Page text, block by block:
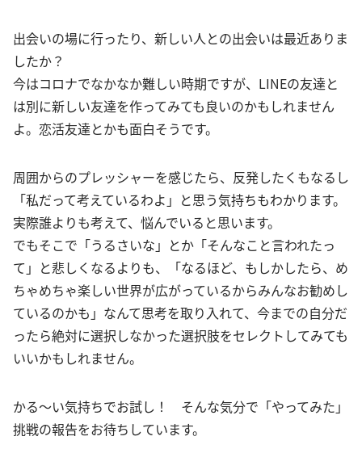
出会いの場に行ったり、新しい人との出会いは最近ありま
したか？
今はコロナでなかなか難しい時期ですが、LINEの友達と
は別に新しい友達を作ってみても良いのかもしれません
よ。恋活友達とかも面白そうです。
周囲からのプレッシャーを感じたら、反発したくもなるし
「私だって考えているわよ」と思う気持ちもわかります。
実際誰よりも考えて、悩んでいると思います。
でもそこで「うるさいな」とか「そんなこと言われたっ
て」と悲しくなるよりも、「なるほど、もしかしたら、め
ちゃめちゃ楽しい世界が広がっているからみんなお勧めし
ているのかも」なんて思考を取り入れて、今までの自分だ
ったら絶対に選択しなかった選択肢をセレクトしてみても
いいかもしれません。
かる〜い気持ちでお試し！ そんな気分で「やってみた」
挑戦の報告をお待ちしています。